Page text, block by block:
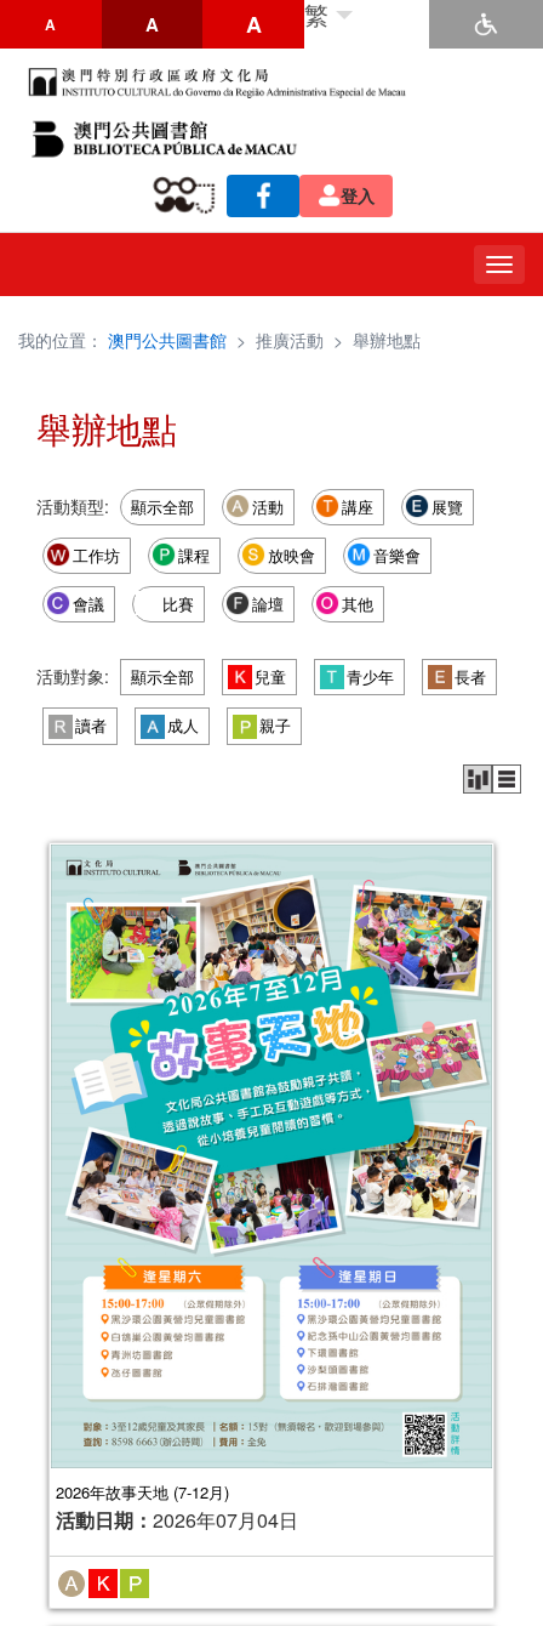
A A A 繁
登入
我的位置： 澳門公共圖書館 > 推廣活動 > 舉辦地點
舉辦地點
活動類型: 顯示全部 活動 講座 展覽
工作坊 課程 放映會 音樂會
會議 比賽 論壇 其他
活動對象: 顯示全部 兒童 青少年 長者
讀者 成人 親子
2026年故事天地 (7-12月)
活動日期： 2026年07月04日